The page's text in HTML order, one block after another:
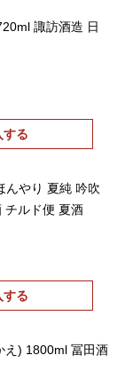
諏訪酒造 日
する
んやり 夏純 吟吹
雪 720ml 冨田酒造 日本酒 チルド便 夏酒
する
え) 1800ml 冨田酒